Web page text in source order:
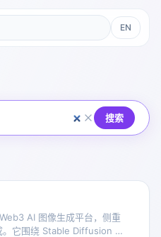
EN
搜索
AI 图像生成平台，侧重
。它围绕 Stable Diffusion 等